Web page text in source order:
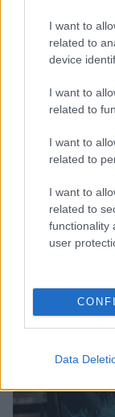
I want to
related to
device
I want to
related to
I want to
related to
I want to
related to
functionality
user
Data
Disarmo di
FUTURE